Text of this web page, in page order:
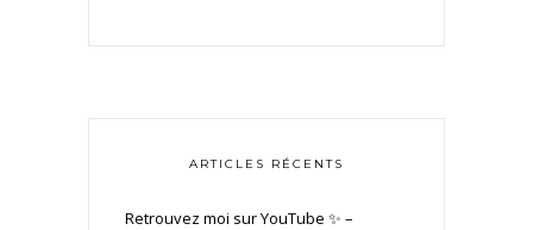
ARTICLES RÉCENTS
Retrouvez moi sur YouTube ✨ –